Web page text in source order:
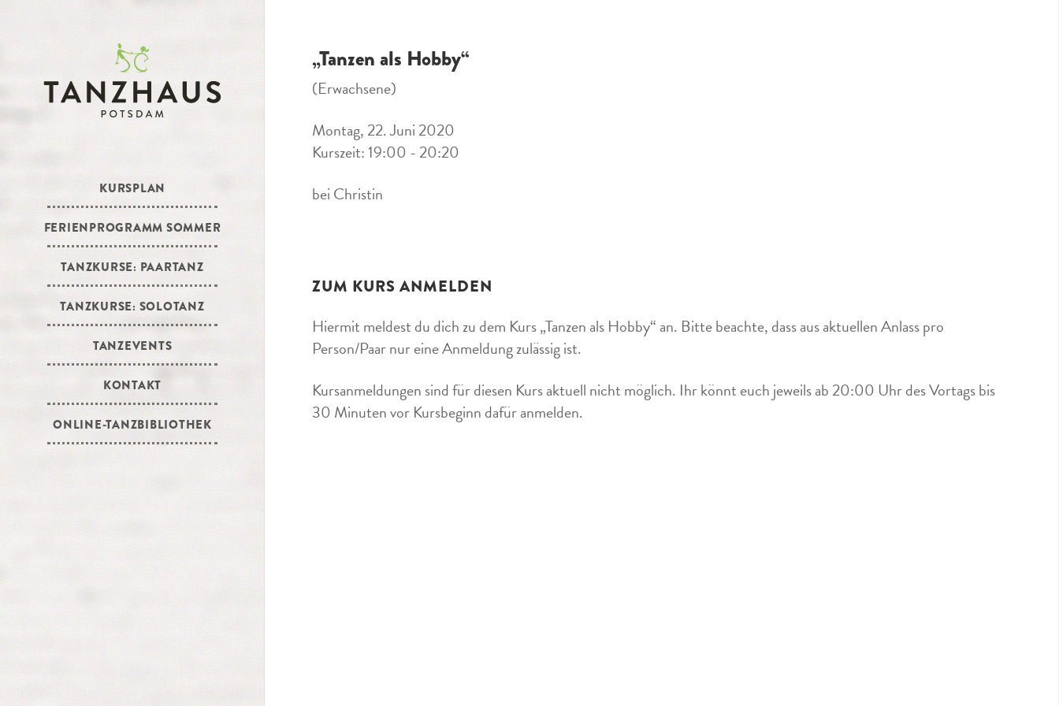
KURSPLAN
FERIENPROGRAMM SOMMER
TANZKURSE: PAARTANZ
TANZKURSE: SOLOTANZ
TANZEVENTS
KONTAKT
ONLINE-TANZBIBLIOTHEK
„Tanzen als Hobby“
(Erwachsene)
Montag, 22. Juni 2020
Kurszeit: 19:00 - 20:20
bei Christin
ZUM KURS ANMELDEN
Hiermit meldest du dich zu dem Kurs „Tanzen als Hobby“ an. Bitte beachte, dass aus aktuellen Anlass pro
Person/Paar nur eine Anmeldung zulässig ist.
Kursanmeldungen sind für diesen Kurs aktuell nicht möglich. Ihr könnt euch jeweils ab 20:00 Uhr des Vortags bis
30 Minuten vor Kursbeginn dafür anmelden.